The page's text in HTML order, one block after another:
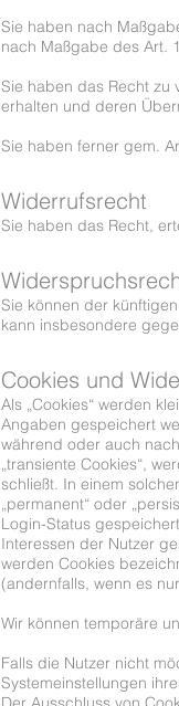
Sie haben nach
nach Maßgabe des Art.
Sie haben das Recht zu
erhalten und deren
Sie haben ferner gem.
Widerrufsrecht
Sie haben das Recht,
Sie können der
kann insbesondere
Cookies und
Als „Cookies“ werden
Angaben gespeichert
während oder auch
„transiente Cookies“,
schließt. In einem
„permanent“ oder
Login-Status
Interessen der Nutzer
werden Cookies
(andernfalls, wenn es
Wir können temporäre
Falls die Nutzer nicht
Systemeinstellungen